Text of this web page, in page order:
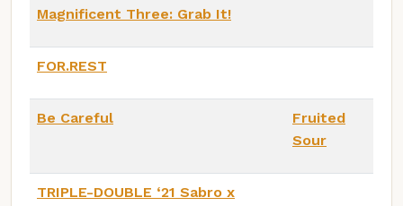
Magnificent Three: Grab It!
FOR.REST
Be Careful
Fruited
Sour
TRIPLE-DOUBLE ‘21 Sabro x